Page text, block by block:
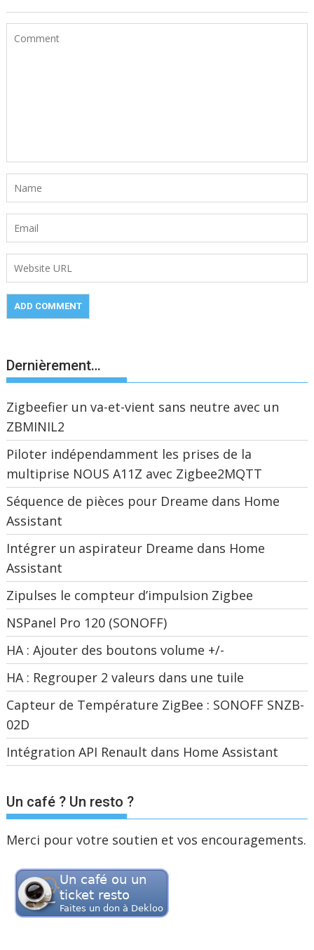
Dernièrement…
Zigbeefier un va-et-vient sans neutre avec un
ZBMINIL2
Piloter indépendamment les prises de la
multiprise NOUS A11Z avec Zigbee2MQTT
Séquence de pièces pour Dreame dans Home
Assistant
Intégrer un aspirateur Dreame dans Home
Assistant
Zipulses le compteur d’impulsion Zigbee
NSPanel Pro 120 (SONOFF)
HA : Ajouter des boutons volume +/-
HA : Regrouper 2 valeurs dans une tuile
Capteur de Température ZigBee : SONOFF SNZB-
02D
Intégration API Renault dans Home Assistant
Un café ? Un resto ?
Merci pour votre soutien et vos encouragements.